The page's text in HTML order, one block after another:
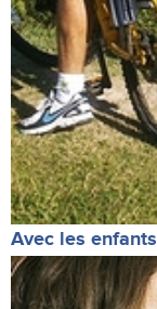
Avec les enfants